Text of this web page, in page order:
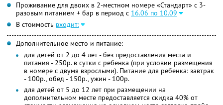
Проживание для двоих в 2-местном номере «Стандарт» с 3-
разовым питанием + бар в период с 16.06 по 10.09
В стоимость входит:
Дополнительное место и питание:
для детей от 2 до 4 лет - без предоставления места и
питания - 250р. в сутки с ребенка (при условии размещения
в номере с двумя взрослыми). Питание для ребенка: завтрак
- 100р., обед - 150р., ужин - 100р.
для детей от 5 до 12 лет при размещении на
дополнительном месте предоставляется скидка 40% от